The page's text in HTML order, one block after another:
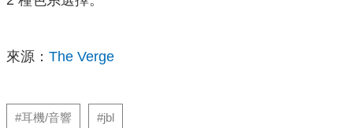
來源： The Verge
#耳機/音響 #jbl